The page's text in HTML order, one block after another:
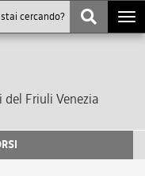
Friuli Venezia